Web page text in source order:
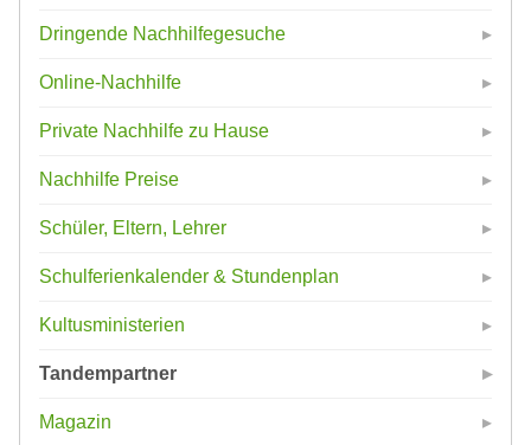
Dringende Nachhilfegesuche
Online-Nachhilfe
Private Nachhilfe zu Hause
Nachhilfe Preise
Schüler, Eltern, Lehrer
Schulferienkalender & Stundenplan
Kultusministerien
Tandempartner
Magazin